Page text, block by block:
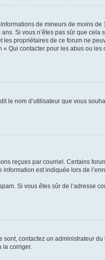
de mineurs de moins de
Si vous n’êtes pas sûr que cela
propriétaires de ce forum ne
Qui contacter pour les abus ou
le nom d’utilisateur que vous
reçues par courriel. Certains
est indiquée lors de
Si vous êtes sûr de l’adresse
contactez un administrateur
la corriger.